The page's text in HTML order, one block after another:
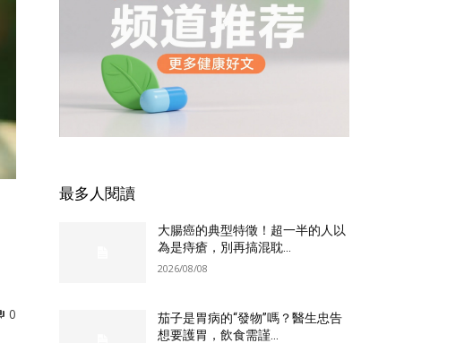
0
最多人閱讀
大腸癌的典型特徵！超一半的人以
為是痔瘡，別再搞混耽...
2026/08/08
茄子是胃病的“發物”嗎？醫生忠告
想要護胃，飲食需謹...